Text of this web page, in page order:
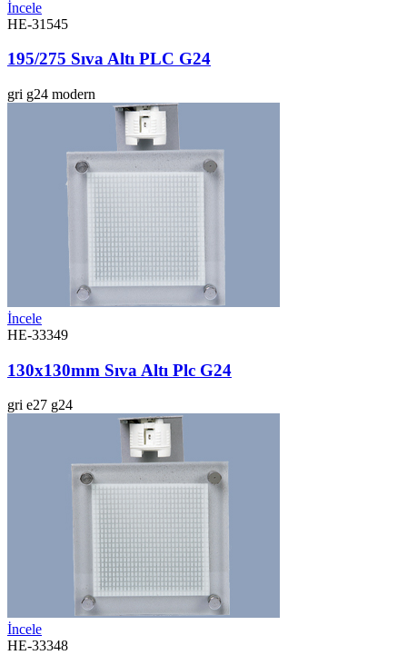
İncele
HE-31545
195/275 Sıva Altı PLC G24
gri g24 modern
İncele
HE-33349
130x130mm Sıva Altı Plc G24
gri e27 g24
İncele
HE-33348